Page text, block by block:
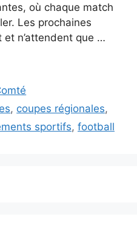
où chaque match
Les prochaines
et n’attendent que …
, coupes régionales,
sportifs, football